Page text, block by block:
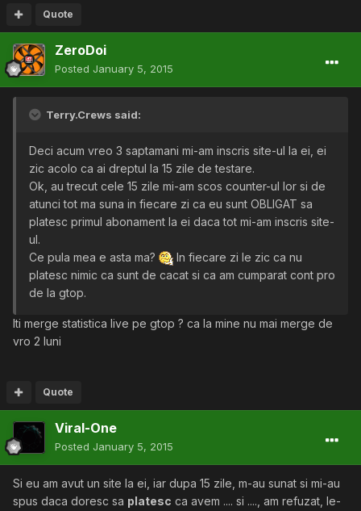
Quote
ZeroDoi
Posted January 5, 2015
Terry.Crews said:
Deci acum vreo 3 saptamani mi-am inscris site-ul la ei, ei
zic acolo ca ai dreptul la 15 zile de testare.
Ok, au trecut cele 15 zile mi-am scos counter-ul lor si de
atunci tot ma suna in fiecare zi ca eu sunt OBLIGAT sa
platesc primul abonament la ei daca tot mi-am inscris site-
ul.
Ce pula mea e asta ma?
In fiecare zi le zic ca nu
platesc nimic ca sunt de cacat si ca am cumparat cont pro
de la gtop.
Iti merge statistica live pe gtop ? ca la mine nu mai merge de
vro 2 luni
Quote
Viral-One
Posted January 5, 2015
Si eu am avut un site la ei, iar dupa 15 zile, m-au sunat si mi-au
spus daca doresc sa platesc ca avem .... si ...., am refuzat, le-